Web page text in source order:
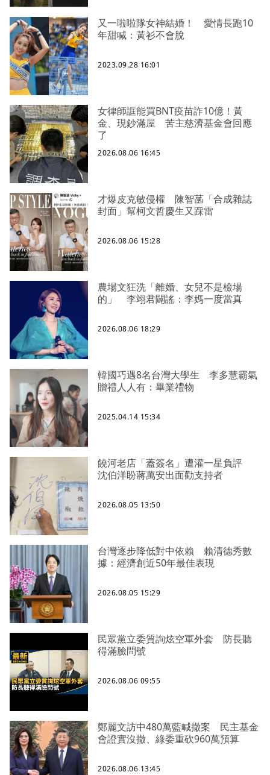
又一啦啦隊女神結婚！ 愛情長跑10
年甜喊：黃衫不會脫
2023.09.28 16:01
女律師誆能買BNT疫苗詐10億！黃
金、現鈔滿屋 苦主慈濟基金會回應
了
2026.08.06 16:45
才爆皮克敏侵權 陳智菡「合成雜誌
封面」幫柯文哲慶生又踩雷
2026.08.06 15:28
農場文狂洗「離婚、女兒不是檢場
的」 李翊君闢謠：李媽一度當真
2026.08.06 18:29
韓國巧遇8名台灣大學生 李多慧霸氣
贈禮人人有：畢業禮物
2025.04.14 15:34
饒河老店「蓋簽名」遭灌一星負評
沈伯洋盼蔣萬安出面勸支持者
2026.08.05 13:50
台灣逐步降低對中依賴 賴清德秀數
據：經濟創近50年最佳表現
2026.08.05 15:29
民眾黨立委質詢炫空軍外套 防長聽
得滿臉問號
2026.08.06 09:55
鄭麗文訪中480萬藍喊撤案 民主基金
會證實沒撤、綠委重砍960萬預算
2026.08.06 13:45